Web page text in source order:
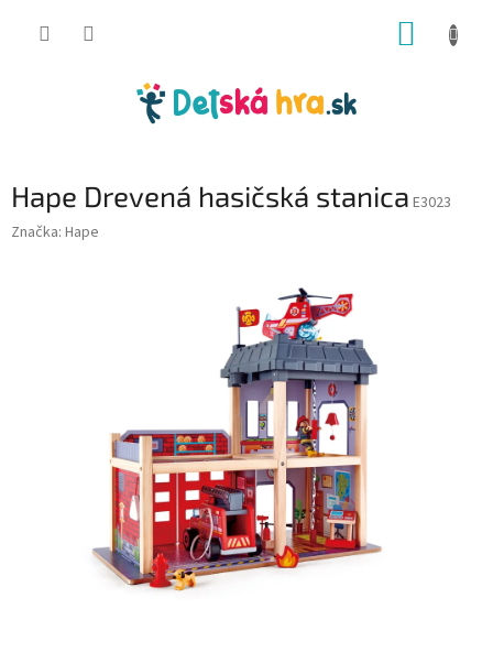
Hape Drevená hasičská stanica E3023
Značka: Hape